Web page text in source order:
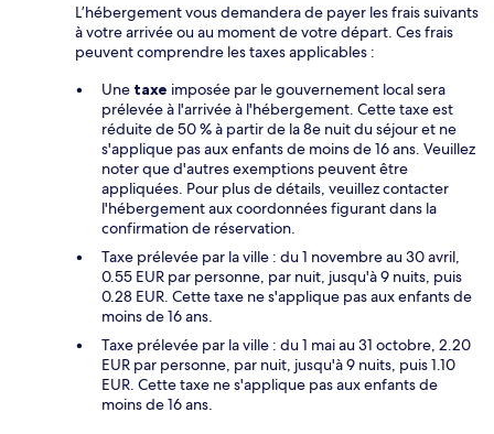
L’hébergement vous demandera de payer les frais suivants
à votre arrivée ou au moment de votre départ. Ces frais
peuvent comprendre les taxes applicables :
Une taxe imposée par le gouvernement local sera
prélevée à l'arrivée à l'hébergement. Cette taxe est
réduite de 50 % à partir de la 8e nuit du séjour et ne
s'applique pas aux enfants de moins de 16 ans. Veuillez
noter que d'autres exemptions peuvent être
appliquées. Pour plus de détails, veuillez contacter
l'hébergement aux coordonnées figurant dans la
confirmation de réservation.
Taxe prélevée par la ville : du 1 novembre au 30 avril,
0.55 EUR par personne, par nuit, jusqu'à 9 nuits, puis
0.28 EUR. Cette taxe ne s'applique pas aux enfants de
moins de 16 ans.
Taxe prélevée par la ville : du 1 mai au 31 octobre, 2.20
EUR par personne, par nuit, jusqu'à 9 nuits, puis 1.10
EUR. Cette taxe ne s'applique pas aux enfants de
moins de 16 ans.